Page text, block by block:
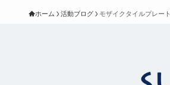
ホーム 活動ブログ モザイクタイルプレート